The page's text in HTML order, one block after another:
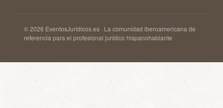
© 2026 EventosJurídicos.es · La comunidad iberoamericana de
referencia para el profesional jurídico hispanohablante